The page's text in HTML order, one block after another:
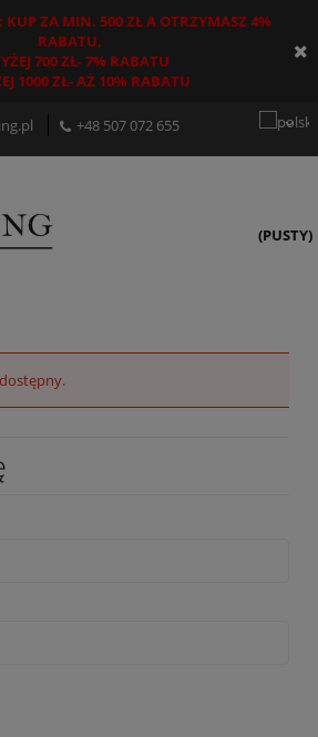
KUP ZA MIN. 500 ZŁ A OTRZYMASZ 4%
RABATU,
700 ZŁ- 7% RABATU
1000 ZŁ- AŻ 10% RABATU
+48507 072 655
(PUSTY)